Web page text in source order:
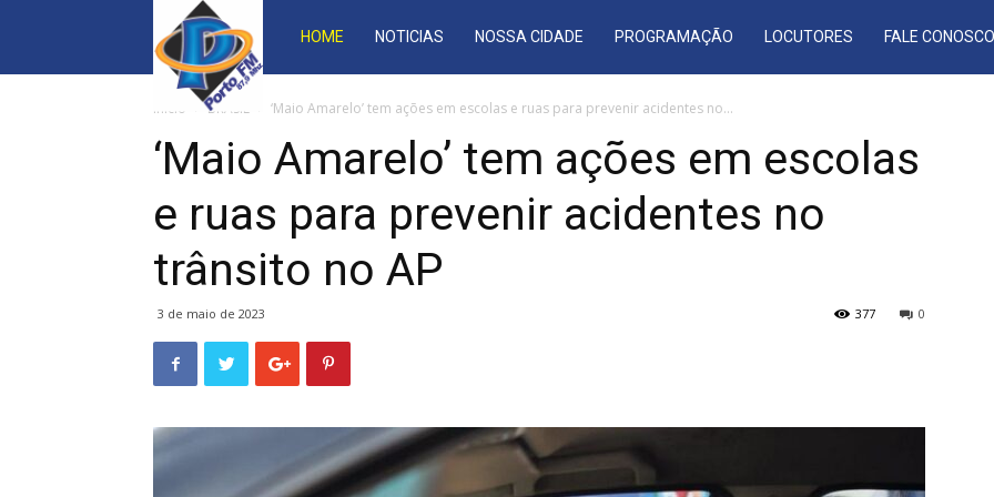
Porto
87
FM
HOME NOTICIAS NOSSA CIDADE PROGRAMAÇÃO LOCUTORES FALE
Início BRASIL ‘Maio Amarelo’ tem ações em escolas e ruas para prevenir acidentes no...
‘Maio Amarelo’ tem ações em escolas
e ruas para prevenir acidentes no
trânsito no AP
3 de maio de 2023 0
377